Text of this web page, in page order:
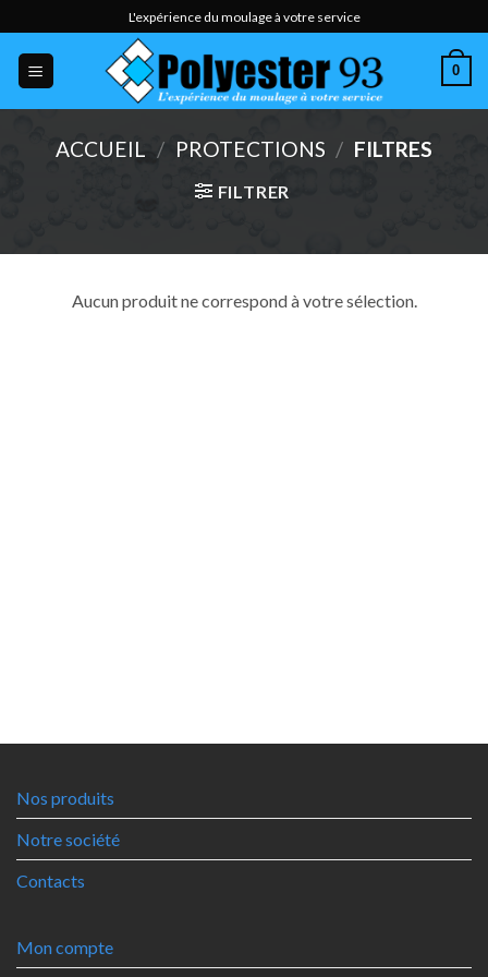
to
content
L'expérience du moulage à votre service
0
ACCUEIL / PROTECTIONS / FILTRES
FILTRER
Aucun produit ne correspond à votre sélection.
Nos produits
Notre société
Contacts
Mon compte